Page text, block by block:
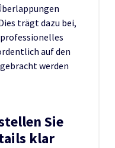
trägt dazu bei,
auf den
werden
Sie
klar